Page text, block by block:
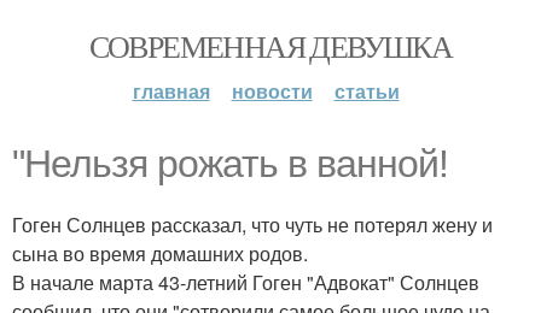
СОВРЕМЕННАЯ ДЕВУШКА
главная новости статьи
"Нельзя рожать в ванной!
Гоген Солнцев рассказал, что чуть не потерял жену и
сына во время домашних родов.
В начале марта 43-летний Гоген "Адвокат" Солнцев